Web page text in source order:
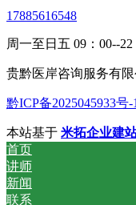
17885616548
周一至日五 09：00--22
贵黔医岸咨询服务有
黔ICP备2025045933号-
本站基于 米拓企业建
首页
讲师
新闻
联系